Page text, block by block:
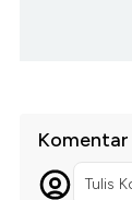
Komentar
Tulis